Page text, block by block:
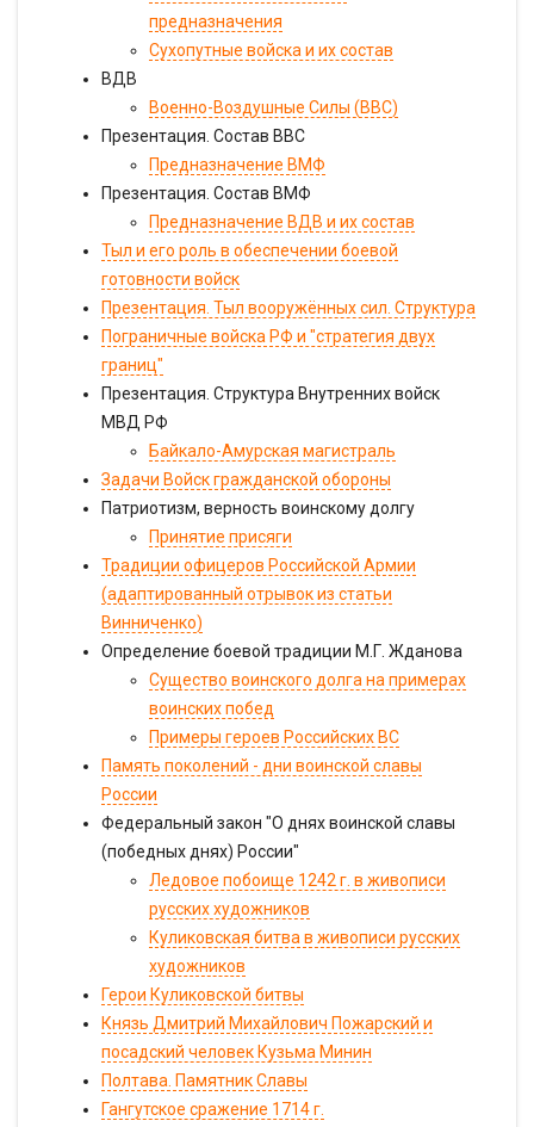
предназначения
Сухопутные войска и их состав
ВДВ
Военно-Воздушные Силы (ВВС)
Презентация. Состав ВВС
Предназначение ВМФ
Презентация. Состав ВМФ
Предназначение ВДВ и их состав
Тыл и его роль в обеспечении боевой
готовности войск
Презентация. Тыл вооружённых сил. Структура
Пограничные войска РФ и "стратегия двух
границ"
Презентация. Структура Внутренних войск
МВД РФ
Байкало-Амурская магистраль
Задачи Войск гражданской обороны
Патриотизм, верность воинскому долгу
Принятие присяги
Традиции офицеров Российской Армии
(адаптированный отрывок из статьи
Винниченко)
Определение боевой традиции М.Г. Жданова
Существо воинского долга на примерах
воинских побед
Примеры героев Российских ВС
Память поколений - дни воинской славы
России
Федеральный закон "О днях воинской славы
(победных днях) России"
Ледовое побоище 1242 г. в живописи
русских художников
Куликовская битва в живописи русских
художников
Герои Куликовской битвы
Князь Дмитрий Михайлович Пожарский и
посадский человек Кузьма Минин
Полтава. Памятник Славы
Гангутское сражение 1714 г.